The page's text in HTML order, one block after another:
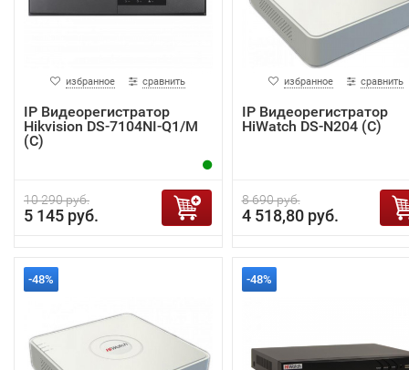
избранное сравнить
IP Видеорегистратор
Hikvision DS-7104NI-Q1/M
(C)
10 290 руб.
5 145 руб.
избранное сравнить
IP Видеорегистратор
HiWatch DS-N204 (C)
8 690 руб.
4 518,80 руб.
-48% -48%